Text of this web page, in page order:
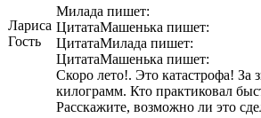
Лариса
Гость
Милада пишет:
ЦитатаМашенька пишет:
ЦитатаМилада пишет:
ЦитатаМашенька пишет:
Скоро лето!. Это катастрофа! За
килограмм. Кто практиковал
Расскажите, возможно ли это